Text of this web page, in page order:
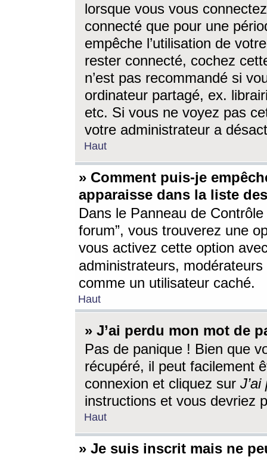
lorsque vous vous
connecté que pour une
empêche l’utilisation de
rester connecté, cochez
n’est pas recommandé si
ordinateur partagé, ex.
etc. Si vous ne voyez pas
votre administrateur a
Haut
» Comment puis-je
apparaisse dans la liste
Dans le Panneau de
forum”, vous trouverez une
vous activez cette option
administrateurs,
comme un utilisateur caché.
Haut
» J’ai perdu mon mot de
Pas de panique ! Bien que
récupéré, il peut facilement
connexion et cliquez sur
instructions et vous devriez
Haut
» Je suis inscrit mais ne